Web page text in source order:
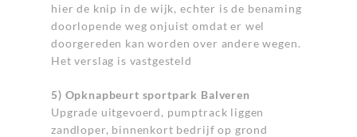
hier de knip in de wijk, echter is de benaming
doorlopende weg onjuist omdat er wel
doorgereden kan worden over andere wegen.
Het verslag is vastgesteld
5) Opknapbeurt sportpark Balveren
Upgrade uitgevoerd, pumptrack liggen
zandloper, binnenkort bedrijf op grond